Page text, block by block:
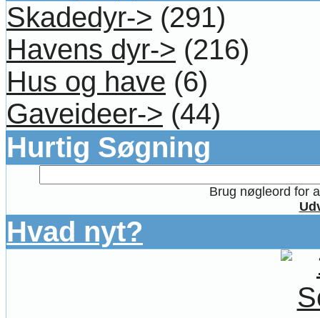
Skadedyr-> (291)
Havens dyr-> (216)
Hus og have (6)
Gaveideer-> (44)
Hurtig Søgning
Brug nøgleord for
Hvad nyt?